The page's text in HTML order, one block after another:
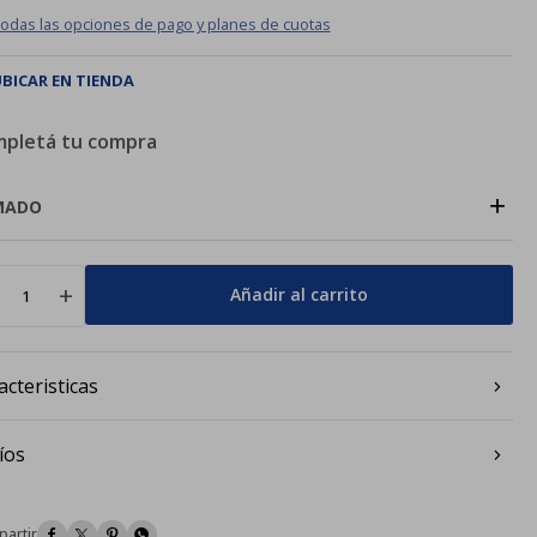
las opciones de pago y planes de cuotas
EN TIENDA
tu compra
+
add Añadir al carrito